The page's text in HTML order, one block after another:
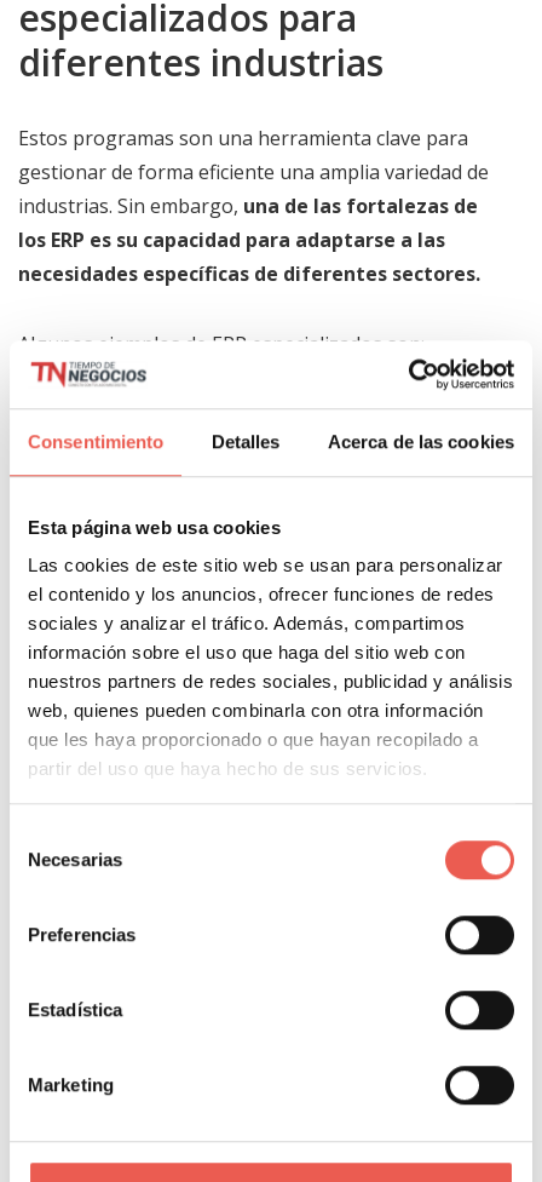
Consentimiento Detalles Acerca de las cookies
Esta página web usa cookies
Las cookies de este sitio web se usan para personalizar
el contenido y los anuncios, ofrecer funciones de redes
sociales y analizar el tráfico. Además, compartimos
información sobre el uso que haga del sitio web con
nuestros partners de redes sociales, publicidad y análisis
web, quienes pueden combinarla con otra información
que les haya proporcionado o que hayan recopilado a
partir del uso que haya hecho de sus servicios.
Necesarias
Preferencias
Estadística
Marketing
especializados para
diferentes industrias
Estos programas son una herramienta clave para
gestionar de forma eficiente una amplia variedad de
industrias. Sin embargo, una de las fortalezas de
los ERP es su capacidad para adaptarse a las
necesidades específicas de diferentes sectores.
Algunos ejemplos de ERP especializados son:
ERP para la industria de muebles y
tapizados
naturaleza altamente personalizada y diversificada de
los productos. UnERP Muebles y Tapizadoscomo
simGEST ERP, por ejemplo, facilita desde la gestión
administrativa y comercial hasta las finanzas, logística
y la distribución de productos como sillones, sofás,
rinconeras, entre otros. También se encarga de
aspectos como el control de la producción y los
almacenes.
ERP para la industria de la
En el sector de la construcción, la gestión de
de subcontratistas son aspectos críticos. Los ERP
eficiente, el seguimiento de costes y el manejo de
documentos en proyectos de construcción de gran
envergadura.